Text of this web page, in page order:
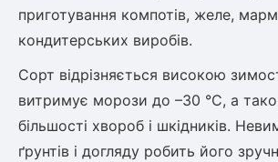
приготування компотів, желе,
кондитерських виробів.
Сорт відрізняється високою
витримує морози до –30 °C, а
більшості хвороб і шкідників.
ґрунтів і догляду робить його